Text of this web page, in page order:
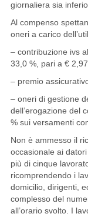
giornaliera sia
Al compenso
oneri a carico
– contribuzione ivs
33,0 %, pari a €
– premio
– oneri di gestione
dell’erogazione del
% sui versamenti
Non è ammesso il
occasionale ai
più di cinque
ricomprendendo i
domicilio, dirigenti,
complesso del
all’orario svolto. I